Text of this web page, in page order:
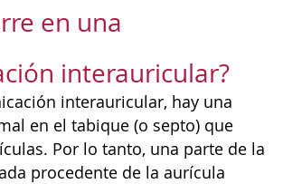
en una
interauricular?
interauricular, hay una
en el tabique (o septo) que
Por lo tanto, una parte de la
procedente de la aurícula